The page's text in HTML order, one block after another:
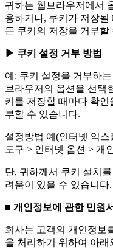
귀하는 웹브라우저에서
용하거나, 쿠키가 저장될
든 쿠키의 저장을 거부할
▶ 쿠키 설정 거부 방법
예: 쿠키 설정을 거부하
브라우저의 옵션을 선택
키를 저장할 때마다 확인
부할 수 있습니다.
설정방법 예(인터넷 익
도구 > 인터넷 옵션 > 개
단, 귀하께서 쿠키 설치
려움이 있을 수 있습니다.
■ 개인정보에 관한 민원
회사는 고객의 개인정보
을 처리하기 위하여 아래